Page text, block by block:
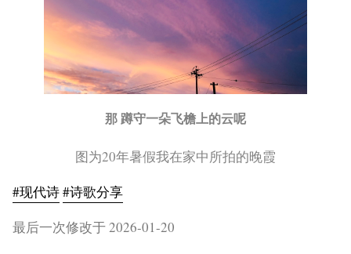
那 蹲守一朵飞檐上的云呢
图为20年暑假我在家中所拍的晚霞
#现代诗#诗歌分享
最后一次修改于 2026-01-20